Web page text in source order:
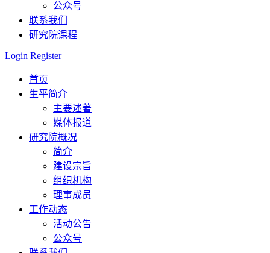
公众号
联系我们
研究院课程
Login Register
首页
生平简介
主要述著
媒体报道
研究院概况
简介
建设宗旨
组织机构
理事成员
工作动态
活动公告
公众号